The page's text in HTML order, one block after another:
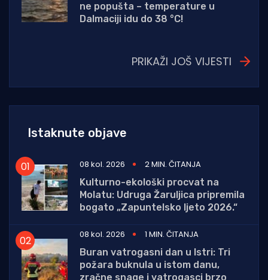
ne popušta – temperature u
Dalmaciji idu do 38 °C!
PRIKAŽI JOŠ VIJESTI
Istaknute objave
08 kol. 2026
2 MIN. ČITANJA
Kulturno-ekološki procvat na
Molatu: Udruga Žaruljica pripremila
bogato „Zapuntelsko ljeto 2026.“
08 kol. 2026
1 MIN. ČITANJA
Buran vatrogasni dan u Istri: Tri
požara buknula u istom danu,
zračne snage i vatrogasci brzo